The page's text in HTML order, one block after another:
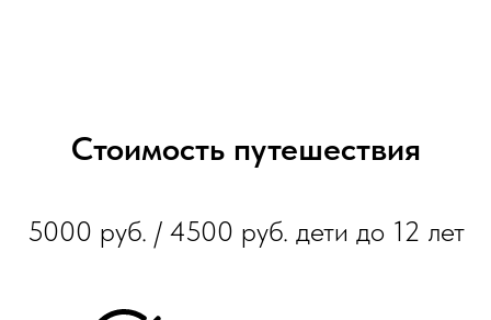
Стоимость путешествия
5000 руб. / 4500 руб. дети до 12 лет